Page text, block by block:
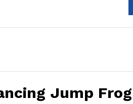
Jump Frog